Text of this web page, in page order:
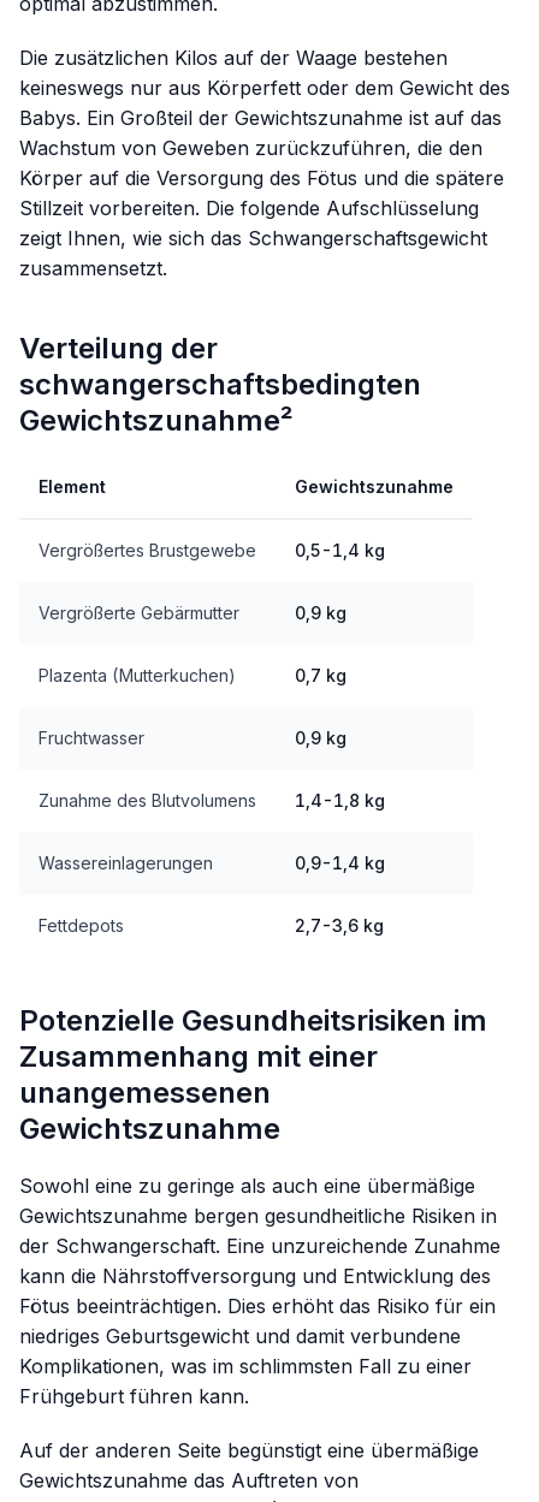
Die zusätzlichen Kilos auf der Waage bestehen
keineswegs nur aus Körperfett oder dem Gewicht des
Babys. Ein Großteil der Gewichtszunahme ist auf das
Wachstum von Geweben zurückzuführen, die den
Körper auf die Versorgung des Fötus und die spätere
Stillzeit vorbereiten. Die folgende Aufschlüsselung
zeigt Ihnen, wie sich das Schwangerschaftsgewicht
zusammensetzt.
Verteilung der
schwangerschaftsbedingten
Gewichtszunahme²
Element Gewichtszunahme
Vergrößertes Brustgewebe 0,5-1,4 kg
Vergrößerte Gebärmutter 0,9 kg
Plazenta (Mutterkuchen) 0,7 kg
Fruchtwasser 0,9 kg
Zunahme des Blutvolumens 1,4-1,8 kg
Wassereinlagerungen 0,9-1,4 kg
Fettdepots 2,7-3,6 kg
Potenzielle Gesundheitsrisiken im
Zusammenhang mit einer
unangemessenen
Gewichtszunahme
Sowohl eine zu geringe als auch eine übermäßige
Gewichtszunahme bergen gesundheitliche Risiken in
der Schwangerschaft. Eine unzureichende Zunahme
kann die Nährstoffversorgung und Entwicklung des
Fötus beeinträchtigen. Dies erhöht das Risiko für ein
niedriges Geburtsgewicht und damit verbundene
Komplikationen, was im schlimmsten Fall zu einer
Frühgeburt führen kann.
Auf der anderen Seite begünstigt eine übermäßige
Gewichtszunahme das Auftreten von